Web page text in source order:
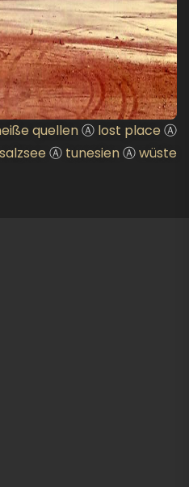
quellenⒶ lost place Ⓐ
salzsee Ⓐ tunesienⒶwüste